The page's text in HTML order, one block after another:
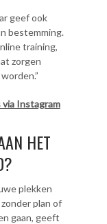
geef ook
bestemming.
training,
zorgen
via Instagram
HET
plekken
plan of
gaan, geeft